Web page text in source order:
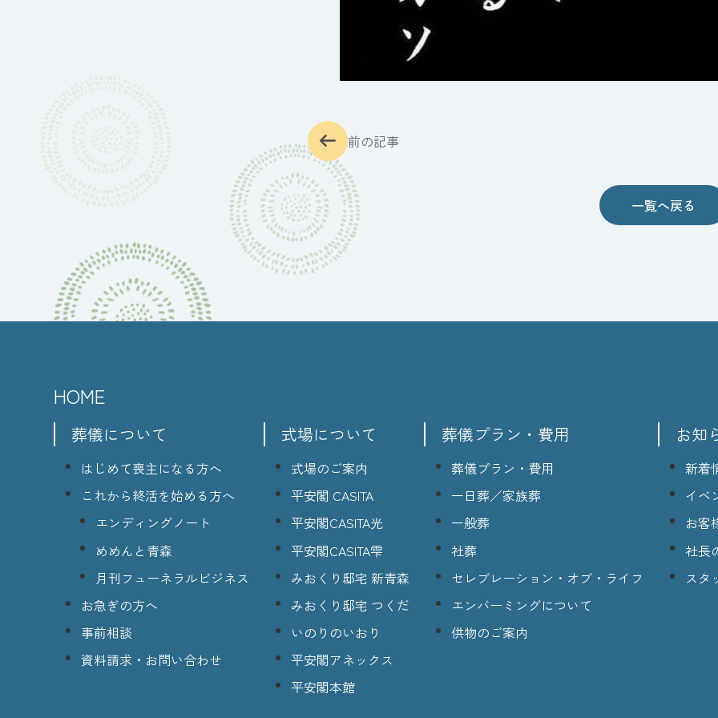
前の記事
一覧へ戻る
HOME
葬儀について
はじめて喪主になる方へ
これから終活を始める方へ
エンディングノート
めめんと青森
月刊フューネラルビジネス
お急ぎの方へ
事前相談
資料請求・お問い合わせ
式場について
式場のご案内
平安閣 CASITA
平安閣CASITA光
平安閣CASITA雫
みおくり邸宅 新青森
みおくり邸宅 つくだ
いのりのいおり
平安閣アネックス
平安閣本館
葬儀プラン・費用
葬儀プラン・費用
一日葬／家族葬
一般葬
社葬
セレブレーション・オブ・ライフ
エンバーミングについて
供物のご案内
お知
新着
イベ
お客
社長
スタ